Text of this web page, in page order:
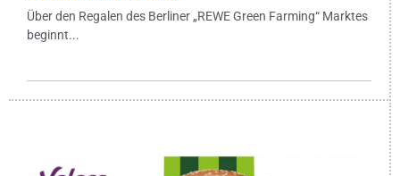
Über den Regalen des Berliner „REWE Green Farming“ Marktes
beginnt...